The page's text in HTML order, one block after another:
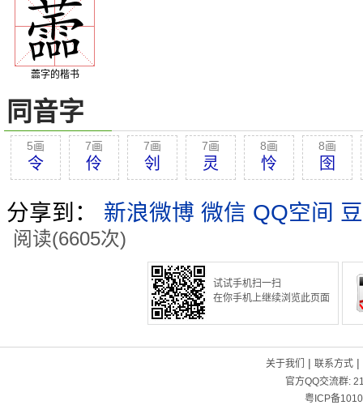
蘦字的楷书
同音字
5画
令
7画
伶
7画
刢
7画
灵
8画
怜
8画
囹
分享到： 新浪微博 微信 QQ空间
阅读(6605次)
试试手机扫一扫
在你手机上继续浏览此页面
关于我们 | 联系方式|
官方QQ交流群:
粤ICP备